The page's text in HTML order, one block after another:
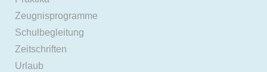
Zeugnisprogramme
Schulbegleitung
Zeitschriften
Urlaub